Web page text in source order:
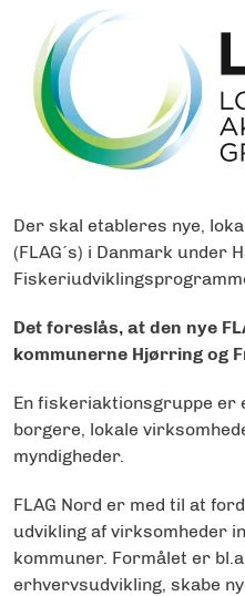
Der skal etableres nye,
(FLAG´s) i Danmark under
Det foreslås, at den nye
kommunerne Hjørring og
En fiskeriaktionsgruppe er
borgere, lokale
myndigheder.
FLAG Nord er med til at
udvikling af virksomheder
kommuner. Formålet er
erhvervsudvikling, skabe